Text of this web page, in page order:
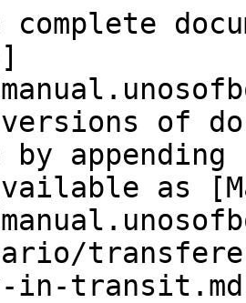
versions of
as
in-